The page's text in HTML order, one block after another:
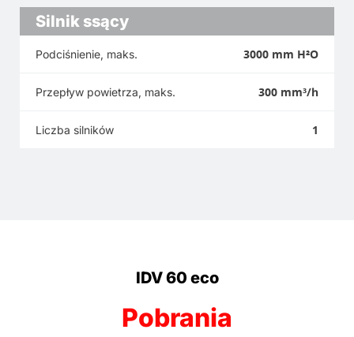
Silnik ssący
Podciśnienie, maks. 3000 mm H²O
Przepływ powietrza, maks. 300 mm³/h
Liczba silników 1
IDV 60 eco
Pobrania